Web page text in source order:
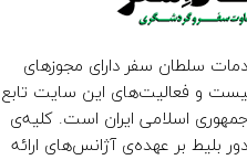
سلطان سفر دارای مجوزهای
و فعالیت‌های این سایت تابع
اسلامی ایران است. کلیه‌ی
بلیط بر عهده‌ی آژانس‌های ارائه